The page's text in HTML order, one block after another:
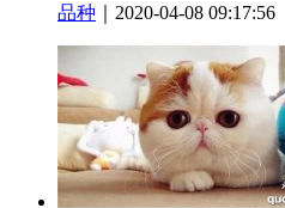
品种 ｜2020-04-08 09:17:56